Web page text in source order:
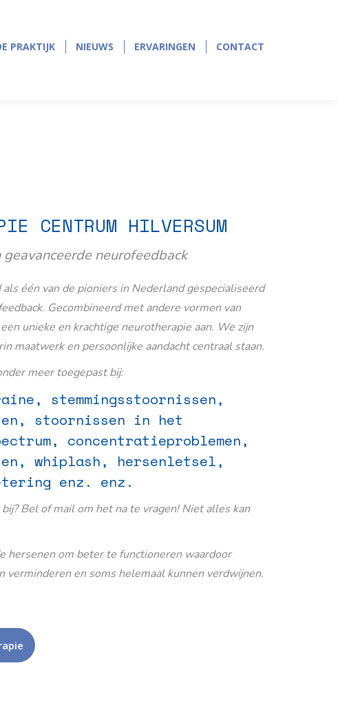
in
in
PRAKTIJK NIEUWS ERVARINGEN CONTACT
CENTRUM HILVERSUM
neurofeedback
één van de pioniers in Nederland gespecialiseerd
Gecombineerd met andere vormen van
unieke en krachtige neurotherapie aan. We zijn
maatwerk en persoonlijke aandacht centraal staan.
meer toegepast bij:
stemmingsstoornissen,
stoornissen in het
concentratieproblemen,
whiplash, hersenletsel,
enz. enz.
Bel of mail om het na te vragen! Niet alles kan
hersenen om beter te functioneren waardoor
verminderen en soms helemaal kunnen verdwijnen.
PRAKTIJK NIEUWS ERVARINGEN CONTACT